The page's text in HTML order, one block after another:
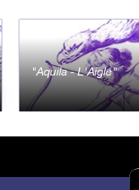
Aquila - L'Aigle